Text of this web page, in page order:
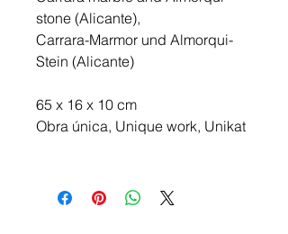
stone (Alicante),
Carrara-Marmor und Almorqui-
Stein (Alicante)
65 x 16 x 10 cm
Obra única, Unique work, Unikat